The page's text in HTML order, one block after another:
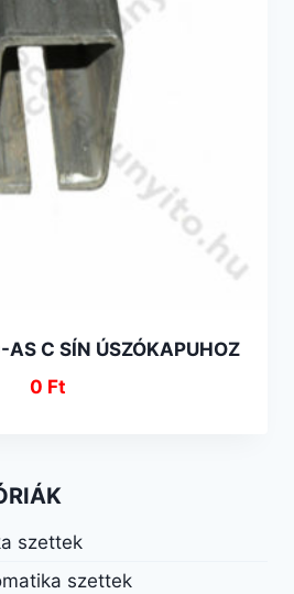
C SÍN ÚSZÓKAPUHOZ
0 Ft
szettek
szettek